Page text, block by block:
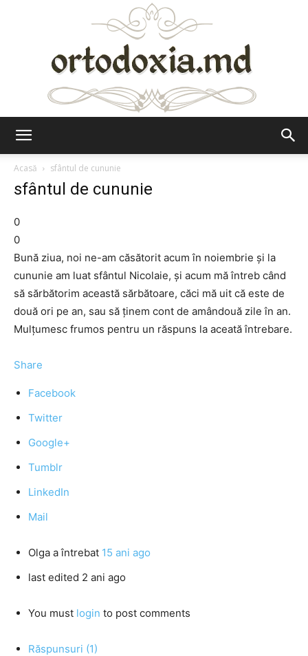
Acasă
sfântul de cununie
sfântul de cununie
0
0
Bună ziua, noi ne-am căsătorit acum în noiembrie şi la
cununie am luat sfântul Nicolaie, şi acum mă întreb când
să sărbătorim această sărbătoare, căci mă uit că este de
două ori pe an, sau să ţinem cont de amândouă zile în an.
Mulţumesc frumos pentru un răspuns la aceată întrebare.
Share
Facebook
Twitter
Google+
Tumblr
LinkedIn
Mail
Olga a întrebat 15 ani ago
last edited 2 ani ago
You must login to post comments
Răspunsuri (1)